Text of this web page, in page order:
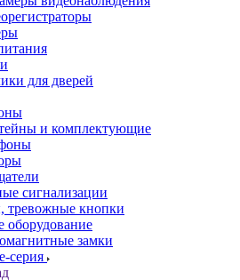
для дверей
и комплектующие
сигнализации
тревожные кнопки
оборудование
замки
серия